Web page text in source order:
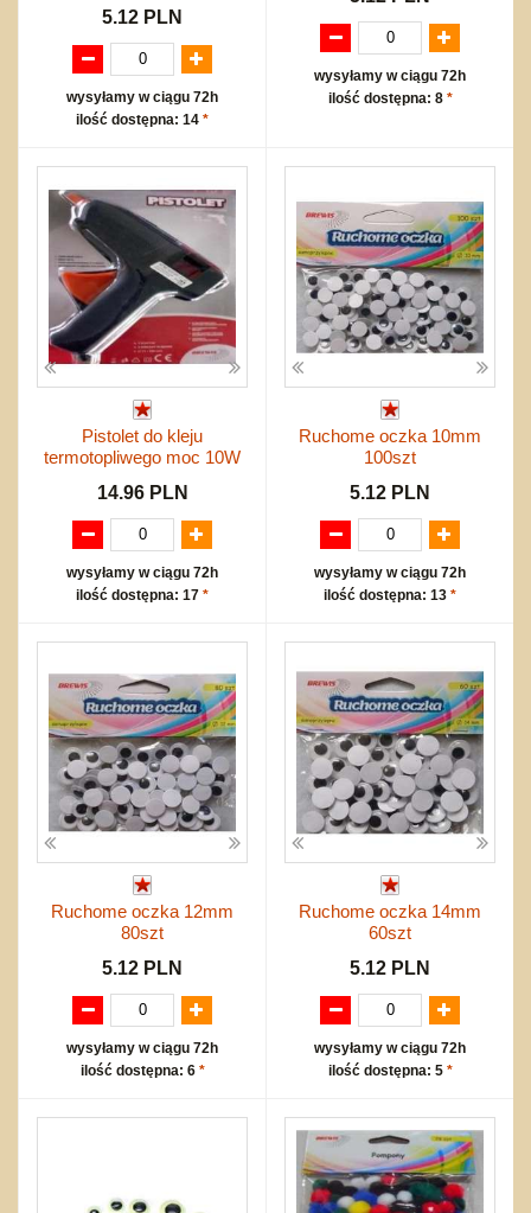
5.12 PLN
wysyłamy w ciągu 72h
ilość dostępna: 14 *
wysyłamy w ciągu 72h
ilość dostępna: 8 *
Pistolet do kleju
termotopliwego moc 10W
14.96 PLN
wysyłamy w ciągu 72h
ilość dostępna: 17 *
Ruchome oczka 10mm
100szt
5.12 PLN
wysyłamy w ciągu 72h
ilość dostępna: 13 *
Ruchome oczka 12mm
80szt
5.12 PLN
wysyłamy w ciągu 72h
ilość dostępna: 6 *
Ruchome oczka 14mm
60szt
5.12 PLN
wysyłamy w ciągu 72h
ilość dostępna: 5 *